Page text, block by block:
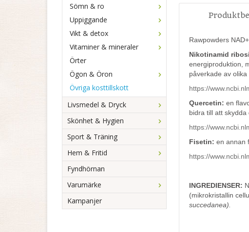
Sömn & ro
Uppiggande
Vikt & detox
Vitaminer & mineraler
Örter
Ögon & Öron
Övriga kosttillskott
Livsmedel & Dryck
Skönhet & Hygien
Sport & Träning
Hem & Fritid
Fyndhörnan
Varumärke
Kampanjer
Rawpowders
Nikotinamid
energiproduktion,
påverkade av olika
https://
Quercetin: en
bidra till att
https://
Fisetin: en annan
https://
INGREDIENSER:
(mikrokristallin
succedanea).